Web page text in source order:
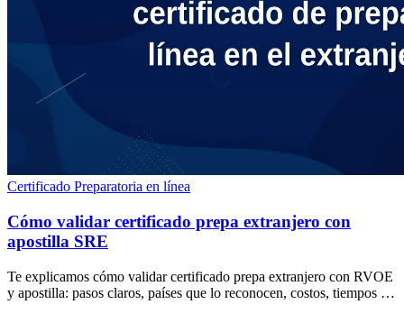
Certificado Preparatoria en línea
Cómo validar certificado prepa extranjero con
apostilla SRE
Te explicamos cómo validar certificado prepa extranjero con RVOE
y apostilla: pasos claros, países que lo reconocen, costos, tiempos y